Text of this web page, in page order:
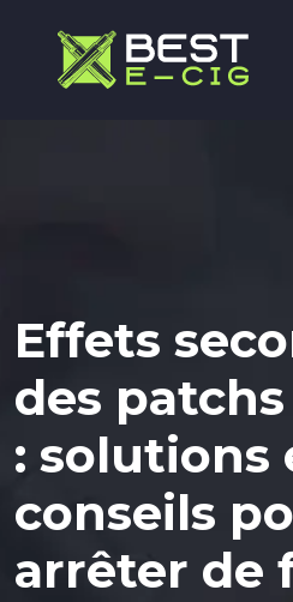
Effets
des
: solutions
conseils
arrêter de